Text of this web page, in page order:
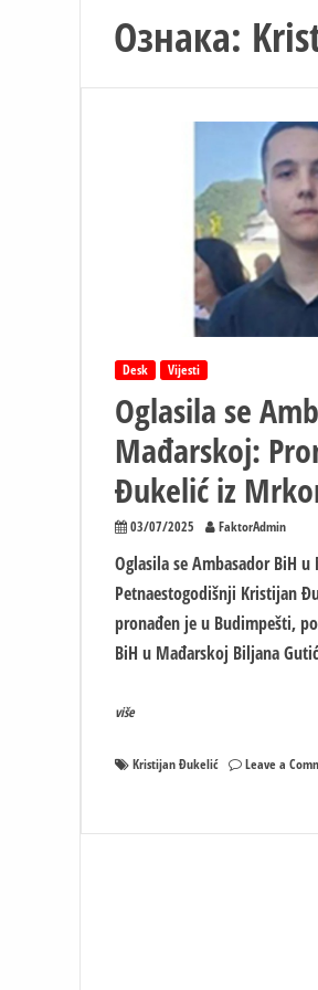
Ознака:
Desk Vijesti
Oglasila se
Mađarskoj:
Đukelić iz
03/07/2025 FaktorAdmin
Oglasila se Ambasador BiH
Petnaestogodišnji Kristijan
pronađen je u Budimpešti,
BiH u Mađarskoj Biljana Gutić
više
Kristijan Đukelić Leave a